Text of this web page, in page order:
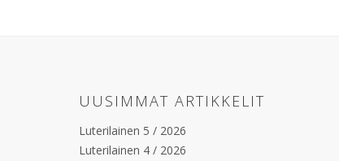
UUSIMMAT ARTIKKELIT
Luterilainen 5 / 2026
Luterilainen 4 / 2026